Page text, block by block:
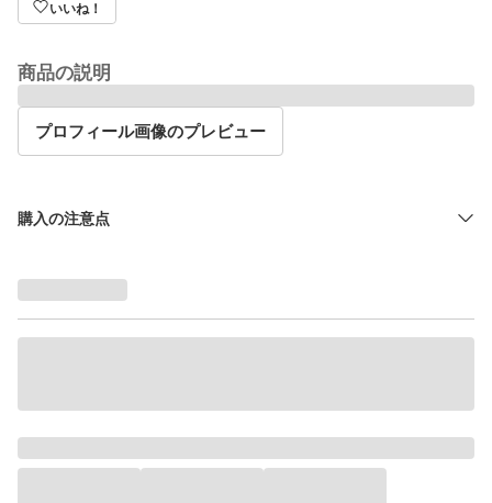
いいね！
商品の説明
プロフィール画像のプレビュー
購入の注意点